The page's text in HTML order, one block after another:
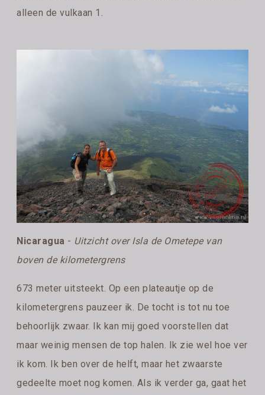
alleen de vulkaan 1.
Nicaragua - Uitzicht over Isla de Ometepe van
boven de kilometergrens
673 meter uitsteekt. Op een plateautje op de
kilometergrens pauzeer ik. De tocht is tot nu toe
behoorlijk zwaar. Ik kan mij goed voorstellen dat
maar weinig mensen de top halen. Ik zie wel hoe ver
ik kom. Ik ben over de helft, maar het zwaarste
gedeelte moet nog komen. Als ik verder ga, gaat het